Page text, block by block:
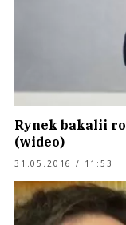
Rynek bakalii
(wideo)
31.05.2016 / 11:53